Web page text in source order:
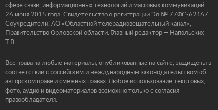
сфере связи, информационных технологий и массовых коммуникаций
26 июня 2015 года. Свидетельство о регистрации Эл № 77ФС-62167.
Соучредители: АО «Областной телерадиовещательный канал»,
Правительство Орловской области. Главный редактор — Напольских
Т.В.
Все права на любые материалы, опубликованные на сайте, защищены в
соответствии с российским и международным законодательством об
авторском праве и смежных правах. Любое использование текстовых,
фото, аудио и видеоматериалов возможно только с согласия
правообладателя.